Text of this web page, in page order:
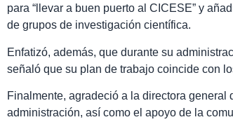
para “llevar a buen puerto al CICESE” y
de grupos de investigación científica.
Enfatizó, además, que durante su
señaló que su plan de trabajo coincide con
Finalmente, agradeció a la directora
administración, así como el apoyo de la